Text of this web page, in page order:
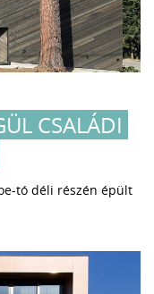
CSALÁDI
tó déli részén épült